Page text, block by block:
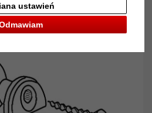
ustawień